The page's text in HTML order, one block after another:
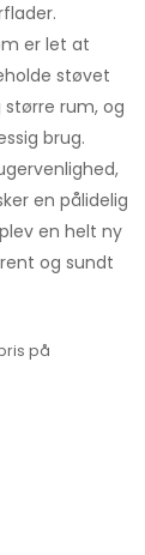
er let at
støvet
rum, og
brug.
en pålidelig
en helt ny
og sundt
på